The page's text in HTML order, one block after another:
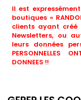
Il est
boutiques «
clients ayant créé
Newsletters, ou
leurs données
PERSONNELLES
DONNEES !!